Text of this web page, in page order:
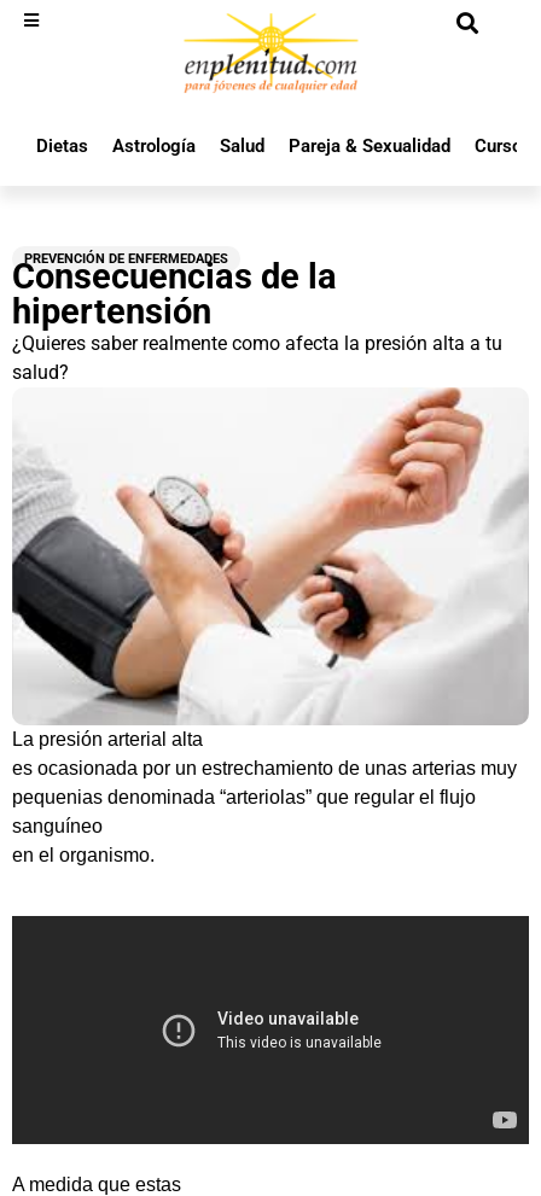
Dietas Astrología Salud Pareja & Sexualidad Cursos
PREVENCIÓN DE ENFERMEDADES
Consecuencias de la
hipertensión
¿Quieres saber realmente como afecta la presión alta a tu
salud?
La presión arterial alta
es ocasionada por un estrechamiento de unas arterias muy
pequenias denominada “arteriolas” que regular el flujo
sanguíneo
en el organismo.
A medida que estas